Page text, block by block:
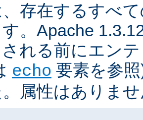
存在するすべ
。Apache
れる前にエン
echo 要素を参
。属性はありま